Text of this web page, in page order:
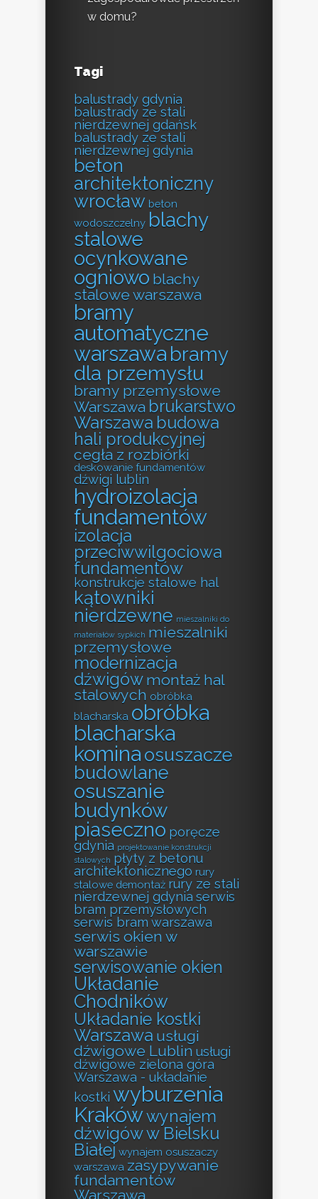
w domu?
Tagi
balustrady gdynia
balustrady ze stali
nierdzewnej gdańsk
balustrady ze stali
nierdzewnej gdynia
beton
architektoniczny
wrocław beton
wodoszczelny blachy
stalowe
ocynkowane
ogniowo blachy
stalowe warszawa
bramy
automatyczne
warszawa bramy
dla przemysłu
bramy przemysłowe
Warszawa brukarstwo
Warszawa budowa
hali produkcyjnej
cegła z rozbiórki
deskowanie fundamentów
dźwigi lublin
hydroizolacja
fundamentów
izolacja
przeciwwilgociowa
fundamentów
konstrukcje stalowe hal
kątowniki
nierdzewne mieszalniki do
materiałów sypkich mieszalniki
przemysłowe
modernizacja
dźwigów montaż hal
stalowych obróbka
blacharska obróbka
blacharska
komina osuszacze
budowlane
osuszanie
budynków
piaseczno poręcze
gdynia projektowanie konstrukcji
stalowych płyty z betonu
architektonicznego rury
stalowe demontaż rury ze stali
nierdzewnej gdynia serwis
bram przemysłowych
serwis bram warszawa
serwis okien w
warszawie
serwisowanie okien
Układanie
Chodników
Układanie kostki
Warszawa usługi
dźwigowe Lublin usługi
dźwigowe zielona góra
Warszawa - układanie
kostki wyburzenia
Krakówwynajem
dźwigów w Bielsku
Białej wynajem osuszaczy
warszawa zasypywanie
fundamentów
Warszawa